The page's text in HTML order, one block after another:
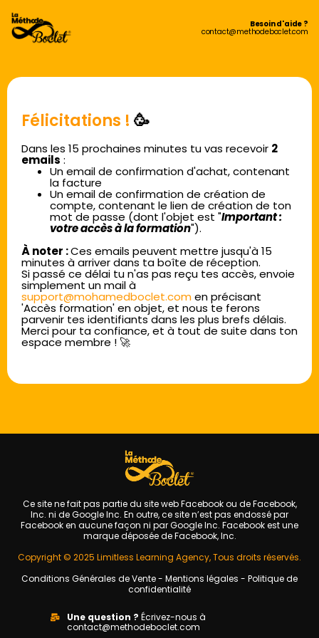
Besoin d'aide ?
contact@methodeboclet.com
Félicitations ! 🥳
Dans les 15 prochaines minutes tu vas recevoir 2
emails :
Un email de confirmation d'achat, contenant
la facture
Un email de confirmation de création de
compte, contenant le lien de création de ton
mot de passe (dont l'objet est "Important :
votre accès à la formation").
À noter :Ces emails peuvent mettre jusqu'à 15
minutes à arriver dans ta boîte de réception.
Si passé ce délai tu n'as pas reçu tes accès, envoie
simplement un mail à
support@mohamedboclet.comen précisant
'Accès formation' en objet, et nous te ferons
parvenir tes identifiants dans les plus brefs délais.
Merci pour ta confiance, et à tout de suite dans ton
espace membre ! 🚀
Ce site ne fait pas partie du site web Facebook ou de Facebook,
Inc. ni de Google Inc. En outre, ce site n’est pas endossé par
Facebook en aucune façon ni par Google Inc. Facebook est une
marque déposée de Facebook, Inc.
Copyright © 2025 Limitless Learning Agency, Tous droits réservés.
Conditions Générales de Vente- Mentions légales - Politique de
confidentialité
Une question ? Écrivez-nous à
contact@methodeboclet.com